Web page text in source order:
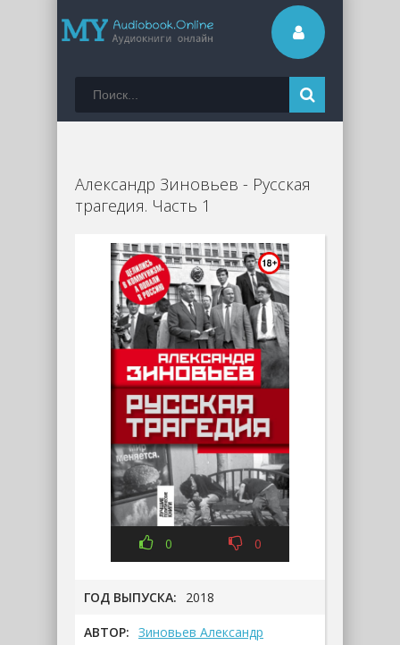
Александр Зиновьев - Русская
трагедия. Часть 1
0 0
ГОД ВЫПУСКА: 2018
АВТОР: Зиновьев Александр